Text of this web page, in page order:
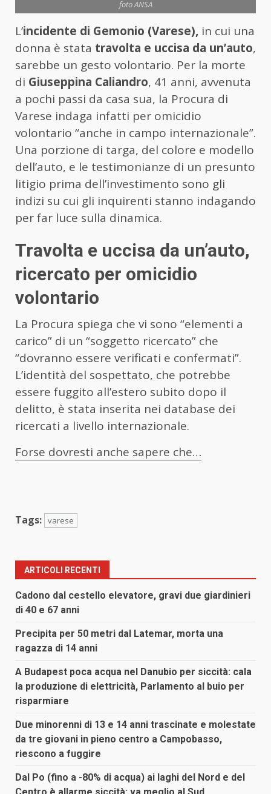
foto ANSA
L’incidente di Gemonio (Varese), in cui una
donna è stata travolta e uccisa da un’auto,
sarebbe un gesto volontario. Per la morte
di Giuseppina Caliandro, 41 anni, avvenuta
a pochi passi da casa sua, la Procura di
Varese indaga infatti per omicidio
volontario “anche in campo internazionale”.
Una porzione di targa, del colore e modello
dell’auto, e le testimonianze di un presunto
litigio prima dell’investimento sono gli
indizi su cui gli inquirenti stanno indagando
per far luce sulla dinamica.
Travolta e uccisa da un’auto,
ricercato per omicidio
volontario
La Procura spiega che vi sono “elementi a
carico” di un “soggetto ricercato” che
“dovranno essere verificati e confermati”.
L’identità del sospettato, che potrebbe
essere fuggito all’estero subito dopo il
delitto, è stata inserita nei database dei
ricercati a livello internazionale.
Forse dovresti anche sapere che…
Tags: varese
ARTICOLI RECENTI
Cadono dal cestello elevatore, gravi due giardinieri
di 40 e 67 anni
Precipita per 50 metri dal Latemar, morta una
ragazza di 14 anni
A Budapest poca acqua nel Danubio per siccità: cala
la produzione di elettricità, Parlamento al buio per
risparmiare
Due minorenni di 13 e 14 anni trascinate e molestate
da tre giovani in pieno centro a Campobasso,
riescono a fuggire
Dal Po (fino a -80% di acqua) ai laghi del Nord e del
Centro è allarme siccità: va meglio al Sud